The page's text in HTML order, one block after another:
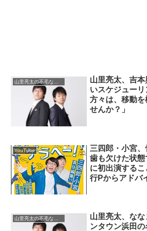
山里亮太の不毛な議論
山里亮太、吉
いスケジュー
方々は、移動を
せんか？」
YouTube
三四郎・小宮
歯も欠けた状態
に初出演する
行Pからアドバ
山里亮太、な
ンタウン浜田